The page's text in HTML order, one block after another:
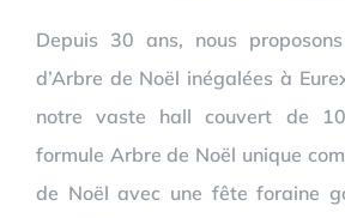
Depuis 30 ans, nous
d’Arbre de Noël inégalées à
notre vaste hall couvert de
formule Arbre de Noël unique
de Noël avec une fête foraine